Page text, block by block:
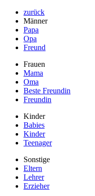
zurück
Männer
Papa
Opa
Freund
Frauen
Mama
Oma
Beste Freundin
Freundin
Kinder
Babies
Kinder
Teenager
Sonstige
Eltern
Lehrer
Erzieher